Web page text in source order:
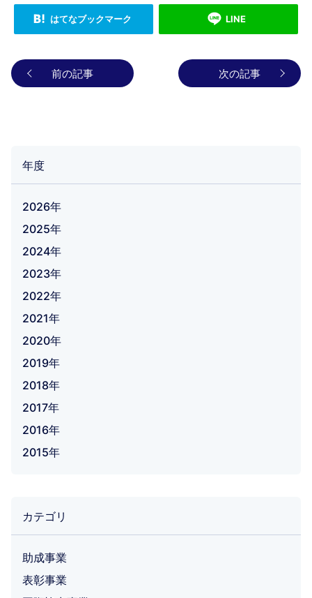
はてなブックマーク LINE
前の記事 次の記事
年度
2026年
2025年
2024年
2023年
2022年
2021年
2020年
2019年
2018年
2017年
2016年
2015年
カテゴリ
助成事業
表彰事業